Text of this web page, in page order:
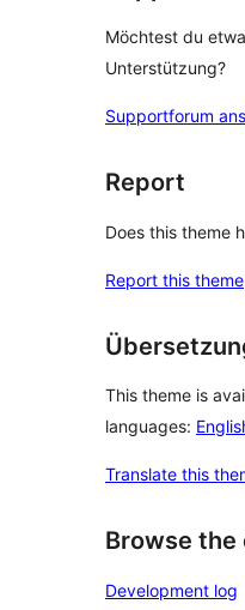
Möchtest du
Unterstützung?
Supportforum
Report
Does this theme
Report this theme
This theme is
languages:
Translate this
Browse the
Development log